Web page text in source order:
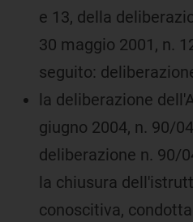
e 13, della
30 maggio 2001, n.
seguito:
la deliberazione
giugno 2004, n. 90/
deliberazione n. 90/
la chiusura
conoscitiva, condotta